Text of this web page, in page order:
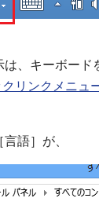
、キーボード
リンクメニュ
語］が、